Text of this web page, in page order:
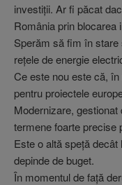
investiţii. Ar fi păcat
România prin blocarea
Sperăm să fim în
reţele de energie
Ce este nou este că,
pentru proiectele
Modernizare,
termene foarte precise
Este o altă speţă
depinde de buget.
În momentul de faţă